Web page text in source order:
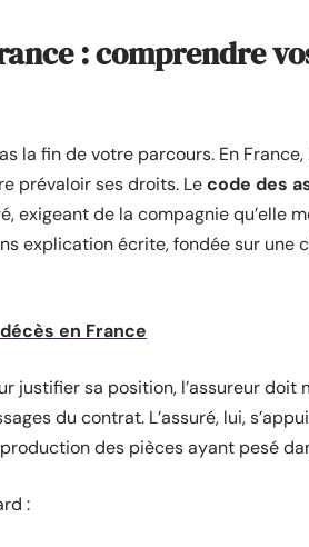
: comprendre
la fin de votre parcours. En
prévaloir ses droits. Lecode des
exigeant de la compagnie qu’elle
explication écrite, fondée sur une
en France
justifier sa position, l’assureur doit
du contrat. L’assuré, lui,
des pièces ayant pesé
: